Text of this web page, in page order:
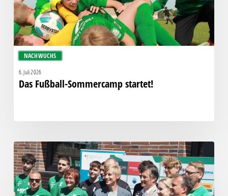
NACHWUCHS
6. Juli 2026
Das Fußball-Sommercamp startet!
Neues
Funktionsgebäude
feierlich
eröffnet!